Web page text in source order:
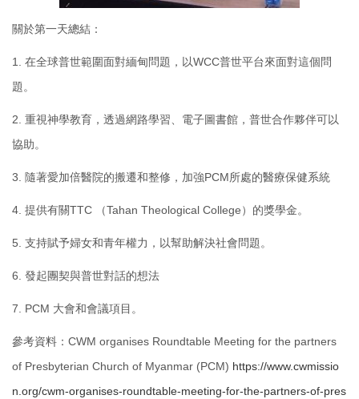
關於第一天總結：
1. 在全球普世範圍面對緬甸問題，以WCC普世平台來面對這個問
題。
2. 重視神學教育，透過網路學習、電子圖書館，普世合作夥伴可以
協助。
3. 隨著愛加倍醫院的搬遷和整修，加強PCM所處的醫療保健系統
4. 提供有關TTC （Tahan Theological College）的獎學金。
5. 支持賦予婦女和青年權力，以幫助解決社會問題。
6. 發起團契與普世對話的想法
7. PCM 大會和會議項目。
參考資料：CWM organises Roundtable Meeting for the partners
of Presbyterian Church of Myanmar (PCM) https://www.cwmissio
n.org/cwm-organises-roundtable-meeting-for-the-partners-of-pres